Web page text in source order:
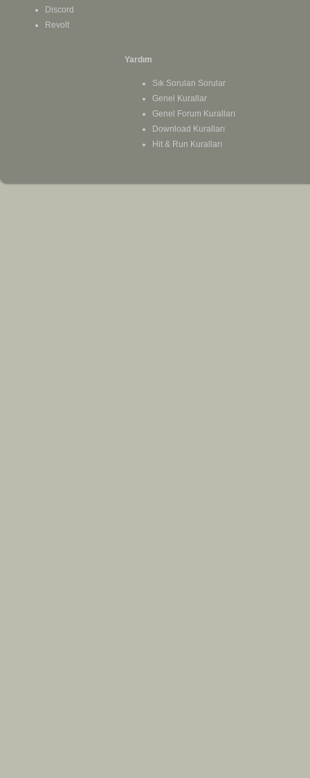
Discord
Revolt
Yardım
Sık Sorulan Sorular
Genel Kurallar
Genel Forum Kuralları
Download Kuralları
Hit & Run Kuralları